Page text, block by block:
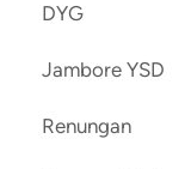
DYG
Jambore YSD
Renungan